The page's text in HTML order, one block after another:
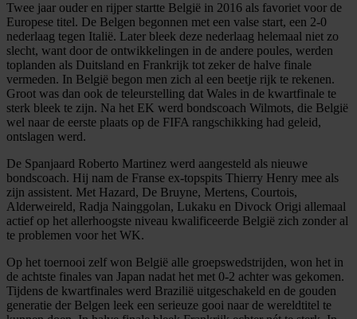
Twee jaar ouder en rijper startte België in 2016 als favoriet voor de
Europese titel. De Belgen begonnen met een valse start, een 2-0
nederlaag tegen Italië. Later bleek deze nederlaag helemaal niet zo
slecht, want door de ontwikkelingen in de andere poules, werden
toplanden als Duitsland en Frankrijk tot zeker de halve finale
vermeden. In België begon men zich al een beetje rijk te rekenen.
Groot was dan ook de teleurstelling dat Wales in de kwartfinale te
sterk bleek te zijn. Na het EK werd bondscoach Wilmots, die België
wel naar de eerste plaats op de FIFA rangschikking had geleid,
ontslagen werd.
De Spanjaard Roberto Martinez werd aangesteld als nieuwe
bondscoach. Hij nam de Franse ex-topspits Thierry Henry mee als
zijn assistent. Met Hazard, De Bruyne, Mertens, Courtois,
Alderweireld, Radja Nainggolan, Lukaku en Divock Origi allemaal
actief op het allerhoogste niveau kwalificeerde België zich zonder al
te problemen voor het WK.
Op het toernooi zelf won België alle groepswedstrijden, won het in
de achtste finales van Japan nadat het met 0-2 achter was gekomen.
Tijdens de kwartfinales werd Brazilië uitgeschakeld en de gouden
generatie der Belgen leek een serieuze gooi naar de wereldtitel te